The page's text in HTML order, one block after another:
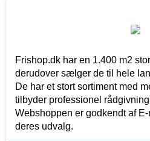
Frishop.dk har en 1.400 m2
derudover sælger de til hele
De har et stort sortiment med
tilbyder professionel
Webshoppen er godkendt af
deres udvalg.